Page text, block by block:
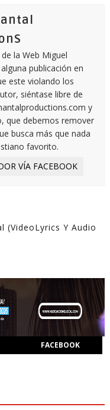
la Web Miguel
publicación en
este violando los
siéntase libre de
y
que debemos remover
busca más que nada
favorito.
VÍA FACEBOOK
(VideoLyrics Y Audio
FACEBOOK